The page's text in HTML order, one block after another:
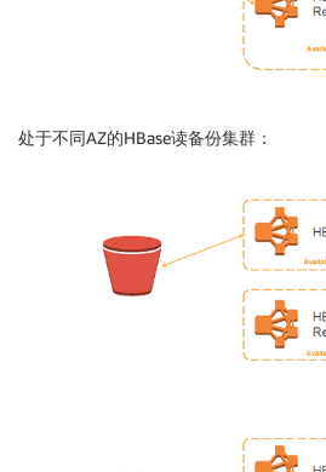
处于不同AZ的HBase读备份集群：